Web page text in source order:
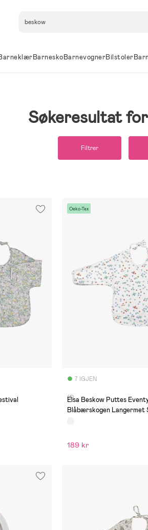
BarneskoBarnevognerBilstoler
Søkeresultat for
Filtrer
Oeko-Tex
7 IGJEN
(1)
Elsa Beskow Puttes
Blåbærskogen
189 kr